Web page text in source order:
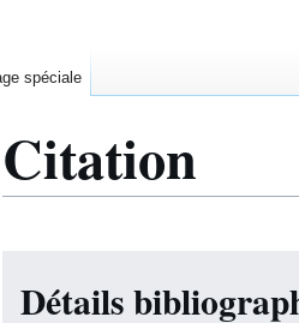
Citation
Détails
spéciale